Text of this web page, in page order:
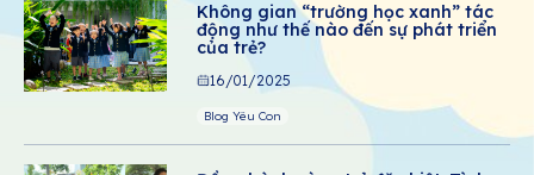
Không gian “trường học xanh” tác
động như thế nào đến sự phát triển
của trẻ?
16/01/2025
Blog Yêu Con